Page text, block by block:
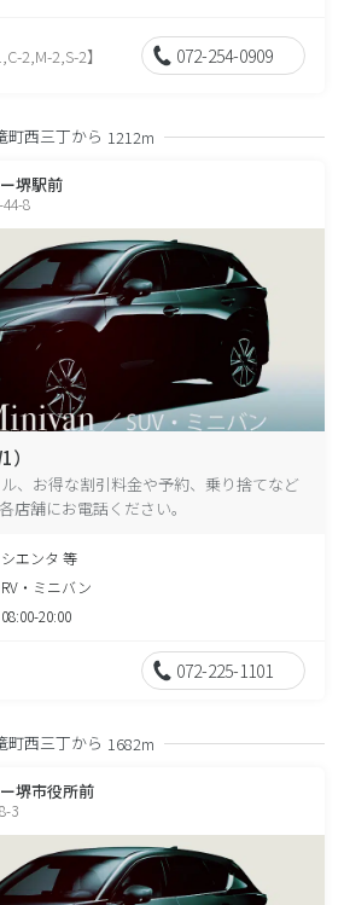
2,M-2,S-2】 072-254-0909
町西三丁から 1212m
堺駅前
8
、お得な割引料金や予約、乗り捨てなど
店舗にお電話ください。
シエンタ 等
RV・ミニバン
08:00-20:00
072-225-1101
町西三丁から 1682m
堺市役所前
3